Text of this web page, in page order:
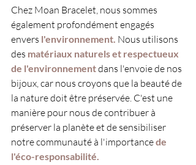
Chez Moan Bracelet, nous sommes
également profondément engagés
envers l'environnement. Nous utilisons
des matériaux naturels et respectueux
de l'environnement dans l'envoie de nos
bijoux, car nous croyons que la beauté de
la nature doit être préservée. C'est une
manière pour nous de contribuer à
préserver la planète et de sensibiliser
notre communauté à l'importance de
l'éco-responsabilité.